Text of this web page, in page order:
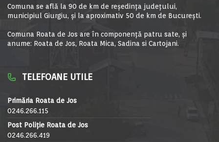
Comuna se află la 90 de km de reşedinţa judeţului,
municipiul Giurgiu, şi la aproximativ 50 de km de Bucureşti.
Comuna Roata de Jos are în componență patru sate, și
anume: Roata de Jos, Roata Mica, Sadina si Cartojani.
TELEFOANE UTILE
Primăria Roata de Jos
0246.266.115
Post Poliție Roata de Jos
0246.266.419